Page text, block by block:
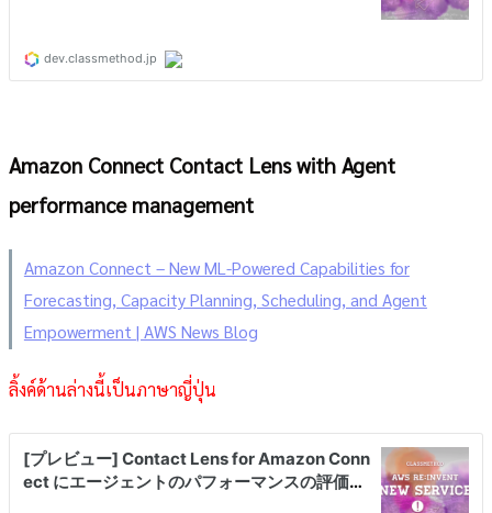
Amazon Connect Contact Lens with Agent
performance management
Amazon Connect – New ML-Powered Capabilities for
Forecasting, Capacity Planning, Scheduling, and Agent
Empowerment | AWS News Blog
ลิ้งค์ด้านล่างนี้เป็นภาษาญี่ปุ่น